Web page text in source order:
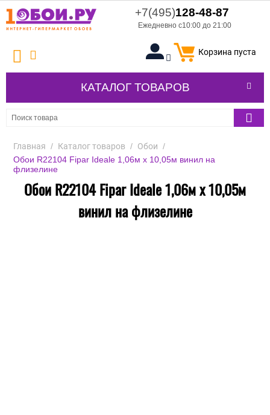
+7(495)128-48-87
Ежедневно с10:00 до 21:00
Корзина пуста
КАТАЛОГ ТОВАРОВ
Главная / Каталог товаров / Обои /
Обои R22104 Fipar Ideale 1,06м х 10,05м винил на
флизелине
Обои R22104 Fipar Ideale 1,06м х 10,05м
винил на флизелине